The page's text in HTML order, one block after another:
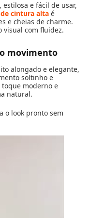
estilosa e fácil de usar,
cintura alta é
e cheias de charme.
visual com fluidez.
movimento
alongado e elegante,
soltinho e
moderno e
natural.
o look pronto sem